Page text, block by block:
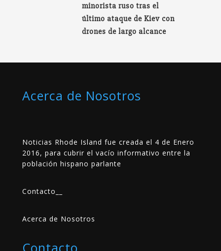
minorista ruso tras el
último ataque de Kiev con
drones de largo alcance
Acerca de Nosotros
Noticias Rhode Island fue creada el 4 de Enero
2016, para cubrir el vacío informativo entre la
población hispano parlante
Contacto
Acerca de Nosotros
Contacto